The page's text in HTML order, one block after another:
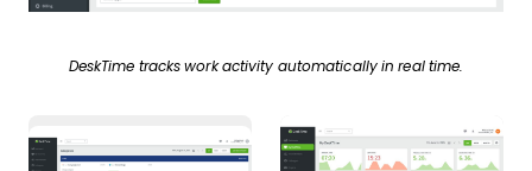
DeskTime tracks work activity automatically in real time.